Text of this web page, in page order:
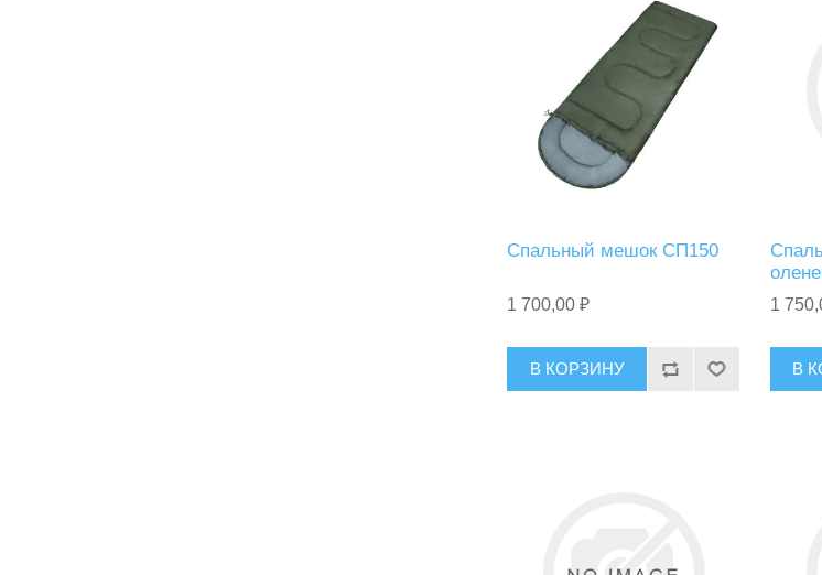
Спальный мешок СП150
1 700,00 ₽
В КОРЗИНУ
1
В